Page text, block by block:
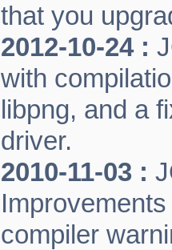
that you
2012-10-24 :
with
libpng, and a
driver.
2010-11-03 :
compiler